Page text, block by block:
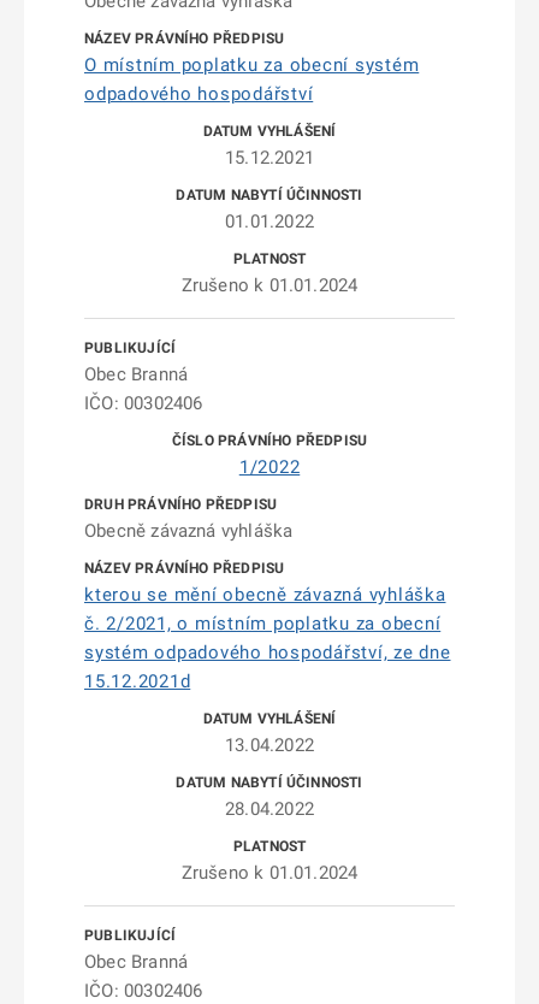
O místním poplatku za obecní systém
odpadového hospodářství
15.12.2021
01.01.2022
Zrušeno k 01.01.2024
Obec Branná
IČO: 00302406
1/2022
Obecně závazná vyhláška
kterou se mění obecně závazná vyhláška
č. 2/2021, o místním poplatku za obecní
systém odpadového hospodářství, ze dne
15.12.2021d
13.04.2022
28.04.2022
Zrušeno k 01.01.2024
Obec Branná
IČO: 00302406